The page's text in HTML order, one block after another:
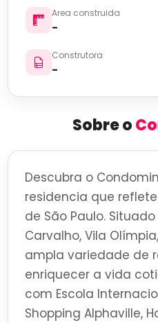
Area construida
-
Construtora
-
Sobre o
Descubra o
residencia que
de São Paulo.
Carvalho, Vila
ampla variedade de
enriquecer a vida
com Escola
Shopping Alphaville,